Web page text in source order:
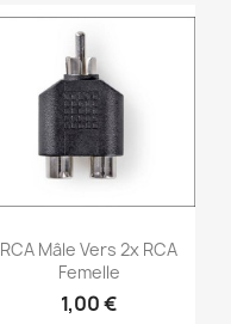
 Aperçu rapide
RCA Mâle Vers 2x RCA
Femelle
1,00 €